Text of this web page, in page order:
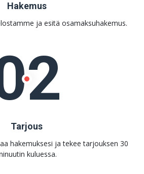
Hakemus
ja esitä osamaksuhakemus.
Tarjous
hakemuksesi ja tekee tarjouksen 30
kuluessa.